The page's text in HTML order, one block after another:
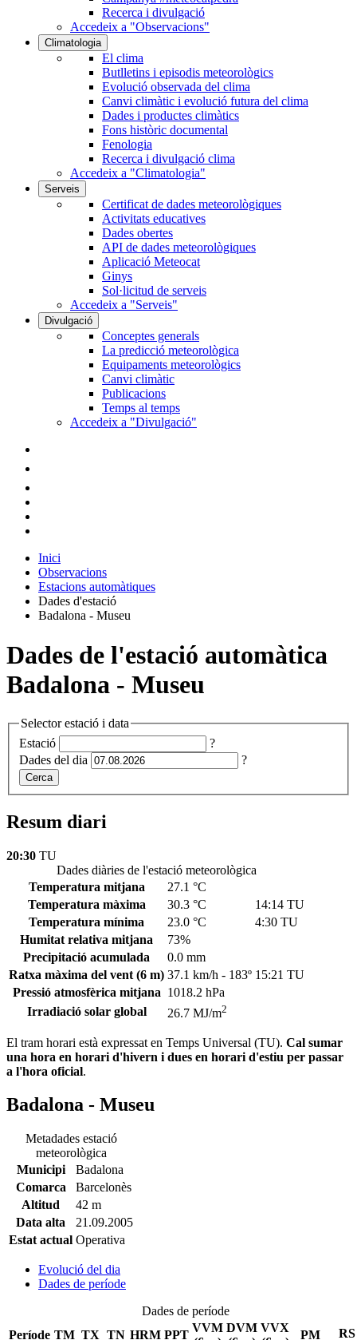
Recerca i divulgació
Accedeix a "Observacions"
Climatologia
El clima
Butlletins i episodis meteorològics
Evolució observada del clima
Canvi climàtic i evolució futura del clima
Dades i productes climàtics
Fons històric documental
Fenologia
Recerca i divulgació clima
Accedeix a "Climatologia"
Serveis
Certificat de dades meteorològiques
Activitats educatives
Dades obertes
API de dades meteorològiques
Aplicació Meteocat
Ginys
Sol·licitud de serveis
Accedeix a "Serveis"
Divulgació
Conceptes generals
La predicció meteorològica
Equipaments meteorològics
Canvi climàtic
Publicacions
Temps al temps
Accedeix a "Divulgació"
Inici
Observacions
Estacions automàtiques
Dades d'estació
Badalona - Museu
Dades de l'estació automàtica
Badalona - Museu
Selector estació i data
Estació
?
Dades del dia
?
Cerca
Resum diari
20:30 TU
Dades diàries de l'estació meteorològica
Temperatura mitjana
27.1 °C
Temperatura màxima
30.3 °C
14:14 TU
Temperatura mínima
23.0 °C
4:30 TU
Humitat relativa mitjana
73%
Precipitació acumulada
0.0 mm
Ratxa màxima del vent (6 m) 37.1 km/h - 183º 15:21 TU
Pressió atmosfèrica mitjana 1018.2 hPa
Irradiació solar global
26.7 MJ/m2
El tram horari està expressat en Temps Universal (TU). Cal sumar
una hora en horari d'hivern i dues en horari d'estiu per passar
a l'hora oficial.
Badalona - Museu
Metadades estació
meteorològica
Municipi
Badalona
Comarca
Barcelonès
Altitud
42 m
Data alta
21.09.2005
Estat actual Operativa
Evolució del dia
Dades de període
Dades de període
Període TM TX TN HRM PPT
VVM DVM VVX
PM RS